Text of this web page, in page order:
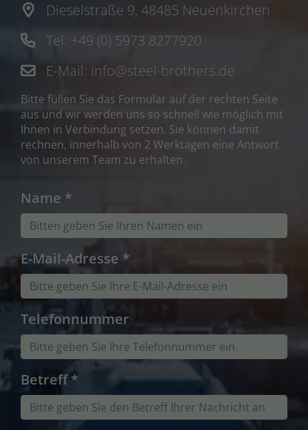
Dieselstraße 9, 48485 Neuenkirchen
Tel: +49 (0) 5973 8277920
E-Mail: info@steel-brothers.de
Bitte füllen Sie das Formular auf der rechten Seite
aus und wir werden uns so schnell wie möglich mit
Ihnen in Verbindung setzen. Sie können damit
rechnen, innerhalb von 2 Werktagen eine Antwort
von unserem Team zu erhalten.
Name *
E-Mail-Adresse *
Telefonnummer
Betreff*